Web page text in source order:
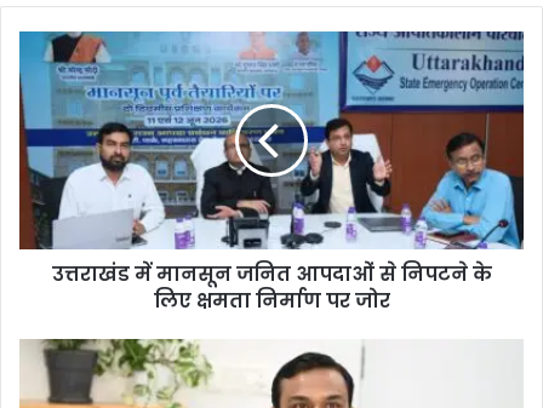
उत्तराखंड में मानसून जनित आपदाओं से निपटने के
लिए क्षमता निर्माण पर जोर